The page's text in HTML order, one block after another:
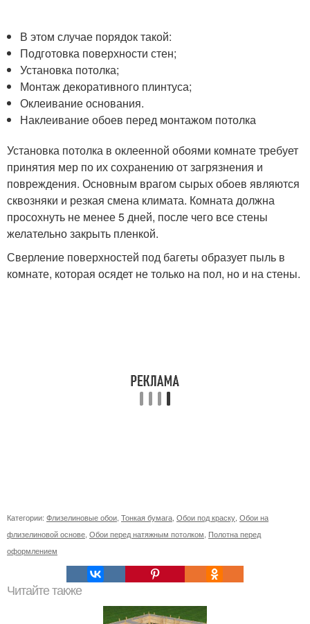
В этом случае порядок такой:
Подготовка поверхности стен;
Установка потолка;
Монтаж декоративного плинтуса;
Оклеивание основания.
Наклеивание обоев перед монтажом потолка
Установка потолка в оклеенной обоями комнате требует
принятия мер по их сохранению от загрязнения и
повреждения. Основным врагом сырых обоев являются
сквозняки и резкая смена климата. Комната должна
просохнуть не менее 5 дней, после чего все стены
желательно закрыть пленкой.
Сверление поверхностей под багеты образует пыль в
комнате, которая осядет не только на пол, но и на стены.
Категории: Флизелиновые обои Тонкая бумага Обои под краску Обои на
флизелиновой основе Обои перед натяжным потолком Полотна перед
оформлением
Читайте также